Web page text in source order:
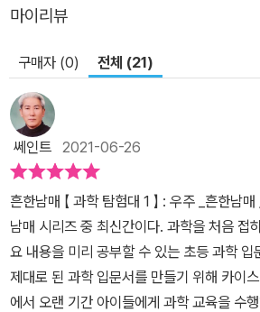
마이리뷰
구매자 (0) 전체 (21)
쎄인트 2021-06-26
흔한남매 【 과학 탐험대 1 】 : 우주 _흔한남매 / 주니어김영사 흔한
남매 시리즈 중 최신간이다. 과학을 처음 접
요 내용을 미리 공부할 수 있는 초등 과학 입
제대로 된 과학 입문서를 만들기 위해 카이
에서 오랜 기간 아이들에게 과학 교육을 수